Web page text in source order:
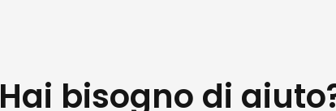
Hai bisogno di